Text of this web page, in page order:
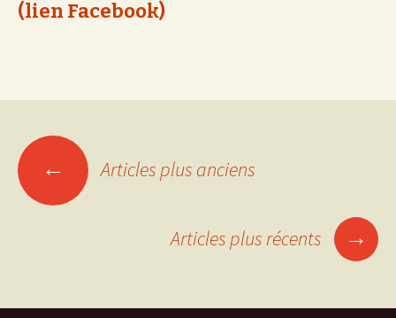
(lien Facebook)
Navigation
des
← Articles plus anciens
Articles plus récents →